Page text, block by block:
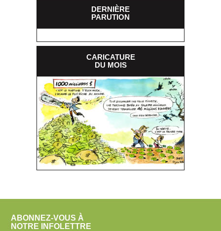
DERNIÈRE
PARUTION
CARICATURE
DU MOIS
ABONNEZ-VOUS À
NOTRE INFOLETTRE